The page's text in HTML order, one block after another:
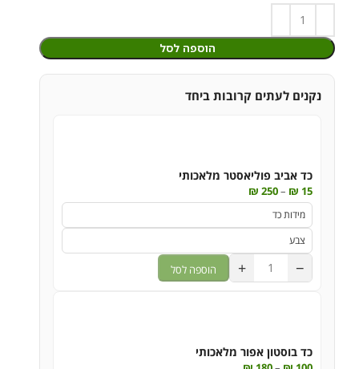
הוספה לסל
נקנים לעתים קרובות ביחד
כד אביב פוליאסטר מלאכותי
₪ 15
–
₪ 250
−
+ הוספה לסל
כד בוסטון אפור מלאכותי